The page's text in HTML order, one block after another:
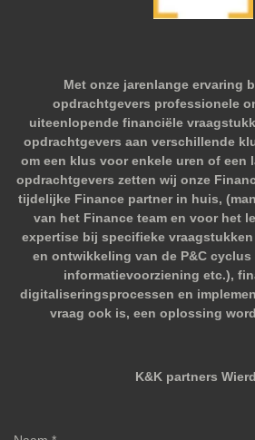
Met onze jarenlange ervaring
opdrachtgevers professionele
uiteenlopende financiële
opdrachtgevers aan verschillende
om een klus voor enkele uren of een
opdrachtgevers zetten wij onze
tijdelijke Finance partner in huis,
van het Finance team en voor het
expertise bij specifieke
en ontwikkeling van de P&C
informatievoorziening etc.),
digitaliseringsprocessen en
vraag ook is, een oplossing
K&K partners